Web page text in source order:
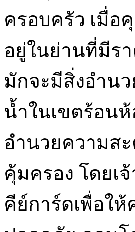
ครอบครัว เมื่
อยู่ในย่านที่มีร
มักจะมีสิ่งอำน
น้ำในเขตร้อน
อำนวยความส
คุ้มครอง โดยเ
คีย์การ์ดเพื่อใ